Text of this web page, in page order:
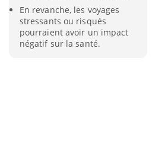
En revanche, les voyages
stressants ou risqués
pourraient avoir un impact
négatif sur la santé.